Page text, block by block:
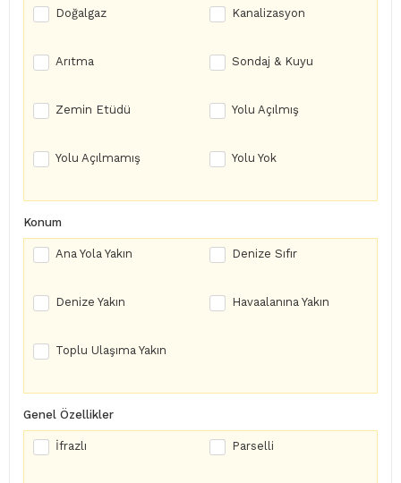
Doğalgaz Kanalizasyon
Arıtma Sondaj & Kuyu
Zemin Etüdü Yolu Açılmış
Yolu Açılmamış Yolu Yok
Konum
Ana Yola Yakın Denize Sıfır
Denize Yakın Havaalanına Yakın
Toplu Ulaşıma Yakın
Genel Özellikler
İfrazlı Parselli